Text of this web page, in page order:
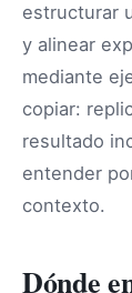
estructurar
y alinear
mediante
copiar:
resultado
entender
contexto.
Dónde